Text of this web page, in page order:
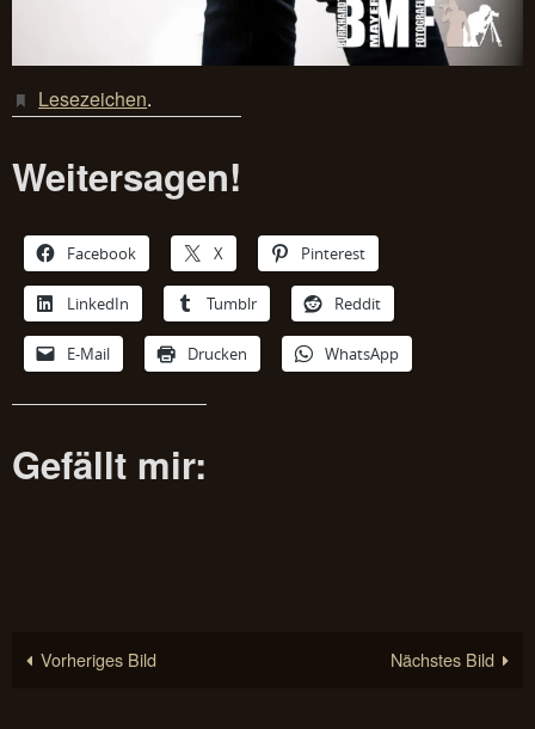
Lesezeichen.
Weitersagen!
Facebook X Pinterest
LinkedIn Tumblr Reddit
E-Mail Drucken WhatsApp
Gefällt mir:
Vorheriges Bild Nächstes Bild